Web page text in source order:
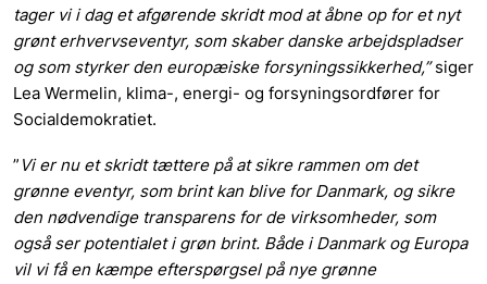
tager vi i dag et afgørende skridt mod at åbne op for et nyt
grønt erhvervseventyr, som skaber danske arbejdspladser
og som styrker den europæiske forsyningssikkerhed,”siger
Lea Wermelin, klima-, energi- og forsyningsordfører for
Socialdemokratiet.
” Vi er nu et skridt tættere på at sikre rammen om det
grønne eventyr, som brint kan blive for Danmark, og sikre
den nødvendige transparens for de virksomheder, som
også ser potentialet i grøn brint. Både i Danmark og Europa
vil vi få en kæmpe efterspørgsel på nye grønne